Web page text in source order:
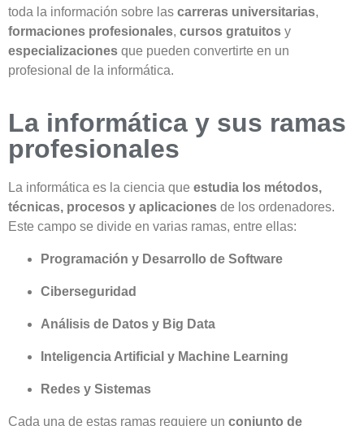
toda la información sobre las carreras universitarias,
formaciones profesionales, cursos gratuitos y
especializaciones que pueden convertirte en un
profesional de la informática.
La informática y sus ramas
profesionales
La informática es la ciencia que estudia los métodos,
técnicas, procesos y aplicaciones de los ordenadores.
Este campo se divide en varias ramas, entre ellas:
Programación y Desarrollo de Software
Ciberseguridad
Análisis de Datos y Big Data
Inteligencia Artificial y Machine Learning
Redes y Sistemas
Cada una de estas ramas requiere un conjunto de